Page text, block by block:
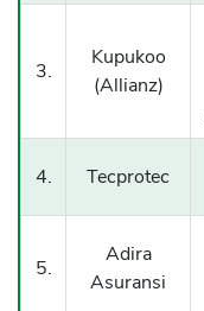
3.
Kupukoo
(Allianz)
4. Tecprotec
5.
Adira
Asuransi